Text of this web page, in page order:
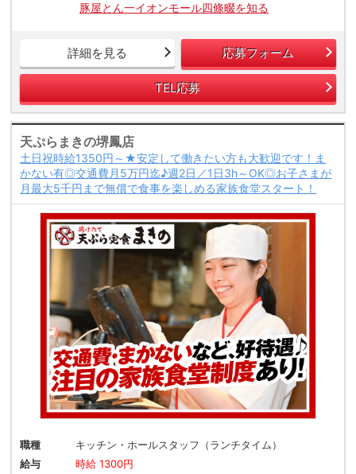
豚屋とん一イオンモール四條畷を知る
詳細を見る 応募フォーム
TEL応募
天ぷらまきの堺鳳店
土日祝時給1350円～★安定して働きたい方も大歓迎です！ま
かない有◎交通費月5万円迄♪週2日／1日3h～OK◎お子さまが
月最大5千円まで無償で食事を楽しめる家族食堂スタート！
職種
キッチン・ホールスタッフ（ランチタイム）
給与
時給 1300円